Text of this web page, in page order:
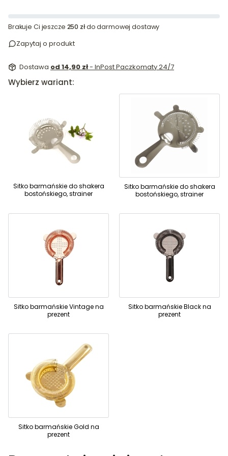
Brakuje Ci jeszcze 250 złdo darmowej dostawy
Zapytaj o produkt
Dostawa od 14,90 zł- InPost Paczkomaty 24/7
Wybierz wariant:
Sitko barmańskie do shakera
bostońskiego, strainer
Sitko barmańskie do shakera
bostońskiego, strainer
Sitko barmańskie Vintage na
prezent
Sitko barmańskie Black na
prezent
Sitko barmańskie Gold na
prezent